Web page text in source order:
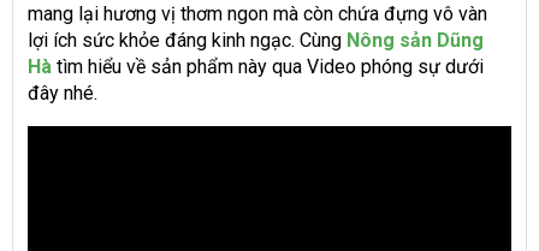
mang lại hương vị thơm ngon mà còn chứa đựng vô vàn
lợi ích sức khỏe đáng kinh ngạc. Cùng Nông sản Dũng
Hà tìm hiểu về sản phẩm này qua Video phóng sự dưới
đây nhé.